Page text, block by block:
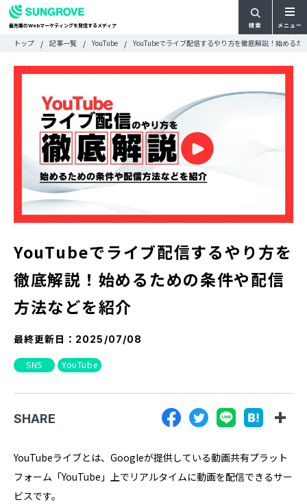
最先端のWebマーケティングを発信するメディア 検索 メニュー
ニ
カテゴリで探す
TAG
タグで探す
WRITER
ライターで探す
FEATURE
特集
MOVIE
動画
DOCUMENT
『SUNGROVE』について
利用規約
広告掲載に関する規約
特定商取引法に基づく表記
プライバシーポリシー
検
検
トップ 記事一覧 YouTube YouTubeでライブ配信するやり方を徹底解説！始める
YouTubeでライブ配信するやり方を
徹底解説！始めるための条件や配信
方法などを紹介
最終更新日： 2025/07/08
SNS YouTube
SHARE
YouTubeライブとは、Googleが提供している動画共有プラット
フォーム「YouTube」上でリアルタイムに動画を配信できるサー
ビスです。